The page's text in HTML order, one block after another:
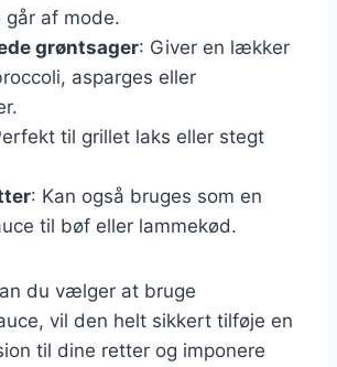
går af mode.
grøntsager: Giver en lækker
asparges eller
til grillet laks eller stegt
: Kan også bruges som en
til bøf eller lammekød.
du vælger at bruge
vil den helt sikkert tilføje en
til dine retter og imponere